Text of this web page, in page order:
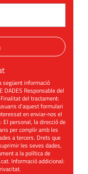
següent informació
DADES Responsable del
del tractament:
d’aquest formulari
en enviar-nos el
personal, la direcció de
per complir amb les
a tercers. Drets que
les seves dades,
a la política de
. Informació addicional:
.